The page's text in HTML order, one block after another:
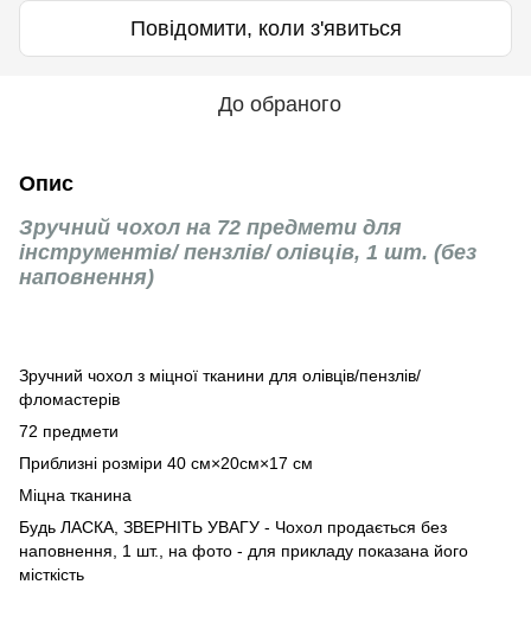
Повідомити, коли з'явиться
До обраного
Опис
Зручний чохол на 72 предмети для
інструментів/ пензлів/ олівців, 1 шт. (без
наповнення)
Зручний чохол з міцної тканини для олівців/пензлів/
фломастерів
72 предмети
Приблизні розміри 40 см×20см×17 см
Міцна тканина
Будь ЛАСКА, ЗВЕРНІТЬ УВАГУ - Чохол продається без
наповнення, 1 шт., на фото - для прикладу показана його
місткість